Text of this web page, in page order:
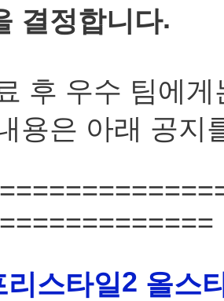
결정합니다.
후 우수 팀에
용은 아래 공지
리스타일2 올스